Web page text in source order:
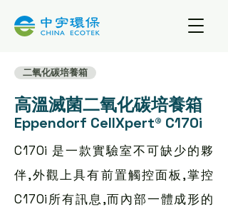
二氧化碳培養箱
高溫滅菌二氧化碳培養箱
Eppendorf CellXpert® C170i
C170i 是一款實驗室不可缺少的夥
伴,外觀上具有前置觸控面板,掌控
C170i所有訊息,而內部一體成形的